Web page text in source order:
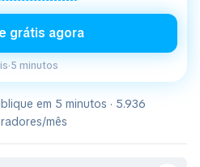
grátis agora
·5 minutos
em 5 minutos · 5.936
mês